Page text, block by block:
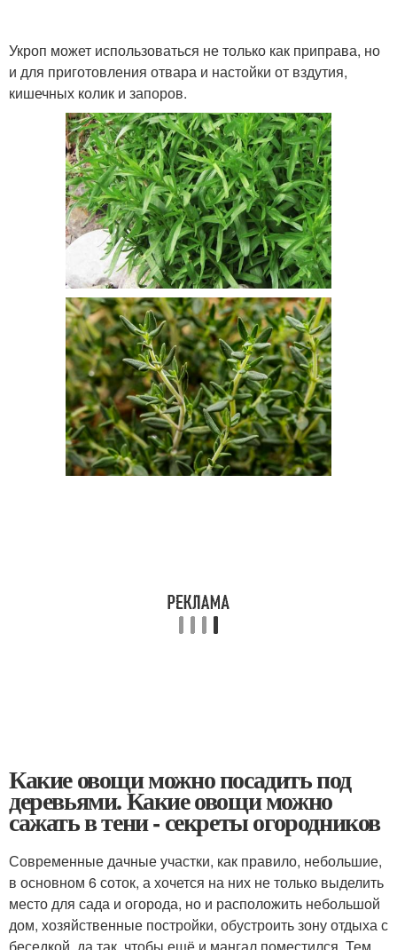
Укроп может использоваться не только как приправа, но
и для приготовления отвара и настойки от вздутия,
кишечных колик и запоров.
Какие овощи можно посадить под
деревьями. Какие овощи можно
сажать в тени - секреты огородников
Современные дачные участки, как правило, небольшие,
в основном 6 соток, а хочется на них не только выделить
место для сада и огорода, но и расположить небольшой
дом, хозяйственные постройки, обустроить зону отдыха с
беседкой, да так, чтобы ещё и мангал поместился. Тем